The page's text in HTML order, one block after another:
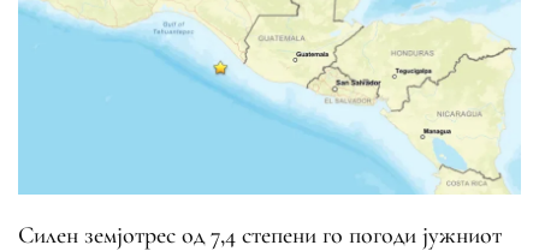
Силен земјотрес од 7,4 степени го погоди јужниот